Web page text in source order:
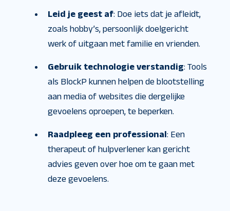
Leid je geest af: Doe iets dat je afleidt,
zoals hobby’s, persoonlijk doelgericht
werk of uitgaan met familie en vrienden.
Gebruik technologie verstandig: Tools
als BlockP kunnen helpen de blootstelling
aan media of websites die dergelijke
gevoelens oproepen, te beperken.
Raadpleeg een professional: Een
therapeut of hulpverlener kan gericht
advies geven over hoe om te gaan met
deze gevoelens.